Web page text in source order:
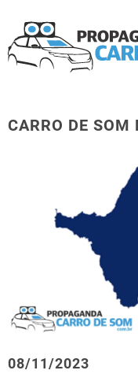
CARRO DE SOM
08/11/2023